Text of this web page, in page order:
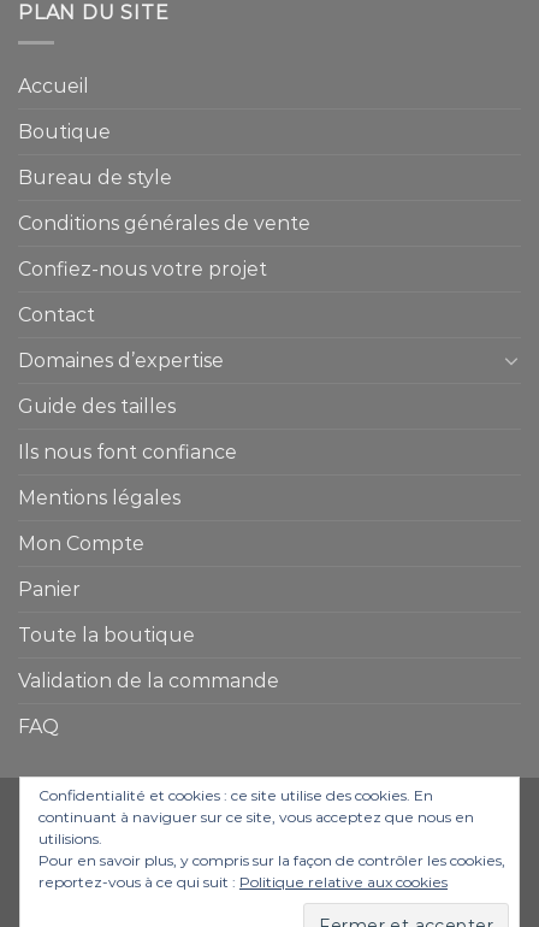
PLAN DU SITE
Accueil
Boutique
Bureau de style
Conditions générales de vente
Confiez-nous votre projet
Contact
Domaines d’expertise
Guide des tailles
Ils nous font confiance
Mentions légales
Mon Compte
Panier
Toute la boutique
Validation de la commande
FAQ
ACCUEIL BOUTIQUE
CONFIEZ-NOUS VOTRE PROJET
DOMAINES D’EXPERTISE
CONTACT
Lauriane Haydari©Tous
Confidentialité et cookies : ce site utilise des cookies. En
continuant à naviguer sur ce site, vous acceptez que nous en
utilisions.
Pour en savoir plus, y compris sur la façon de contrôler les cookies,
reportez-vous à ce qui suit : Politique relative aux cookies